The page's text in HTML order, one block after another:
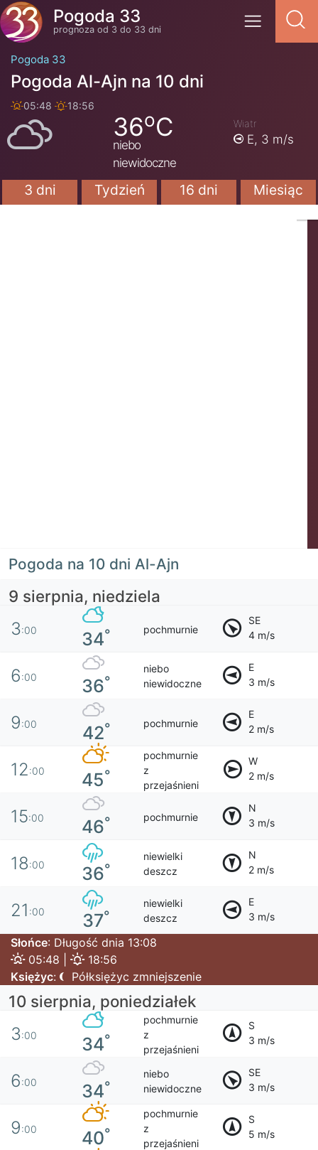
Pogoda 33
prognoza od 3 do 33 dni
Pogoda 33
Pogoda Al-Ajn na 10 dni
05:48 18:56
36oC
niebo
niewidoczne
Wiatr
E, 3 m/s
3 dni Tydzień 16 dni Miesiąc
Pogoda na 10 dni Al-Ajn
9 sierpnia, niedziela
3:00 34° pochmurnie
SE
4 m/s
6:00 36°
niebo
niewidoczne
E
3 m/s
9:00 42° pochmurnie
E
2 m/s
12:00 45°
pochmurnie
z
przejaśnieni
W
2 m/s
15:00 46° pochmurnie
N
3 m/s
18:00 36°
niewielki
deszcz
N
2 m/s
21 :00 37°
niewielki
deszcz
E
3 m/s
Słońce: Długość dnia 13:08
05:48 |
18:56
Księżyc: Półksiężyc zmniejszenie
10 sierpnia, poniedziałek
3:00 34°
pochmurnie
z
przejaśnieni
S
3 m/s
6:00 34°
niebo
niewidoczne
SE
3 m/s
9:00 40°
pochmurnie
z
przejaśnieni
S
5 m/s